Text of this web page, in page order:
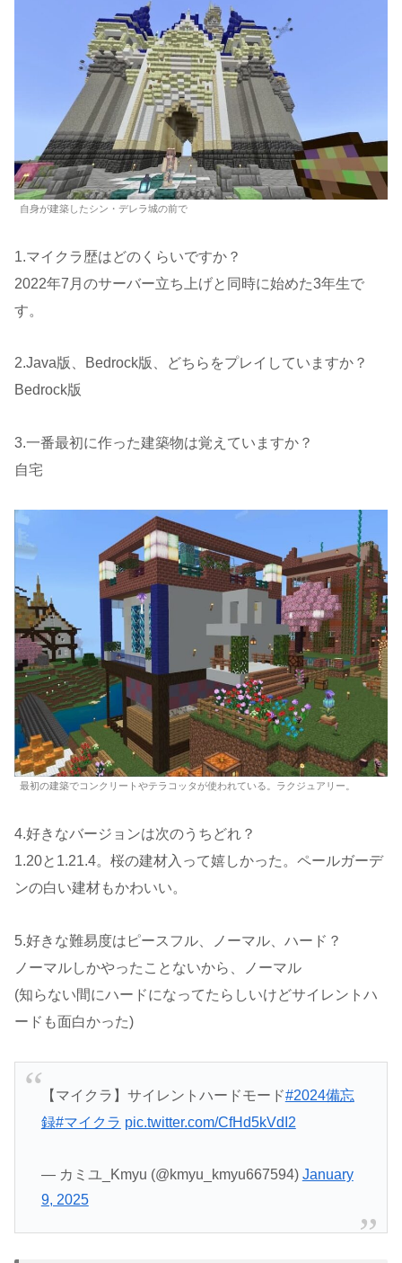
自身が建築したシン・デレラ城の前で
1.マイクラ歴はどのくらいですか？
2022年7月のサーバー立ち上げと同時に始めた3年生で
す。
2.Java版、Bedrock版、どちらをプレイしていますか？
Bedrock版
3.一番最初に作った建築物は覚えていますか？
自宅
最初の建築でコンクリートやテラコッタが使われている。ラクジュアリー。
4.好きなバージョンは次のうちどれ？
1.20と1.21.4。桜の建材入って嬉しかった。ペールガーデ
ンの白い建材もかわいい。
5.好きな難易度はピースフル、ノーマル、ハード？
ノーマルしかやったことないから、ノーマル
(知らない間にハードになってたらしいけどサイレントハ
ードも面白かった)
【マイクラ】サイレントハードモード#2024備忘
録#マイクラ pic.twitter.com/CfHd5kVdI2
— カミユ_Kmyu (@kmyu_kmyu667594) January
9, 2025